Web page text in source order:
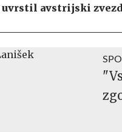
uvrstil avstrijski